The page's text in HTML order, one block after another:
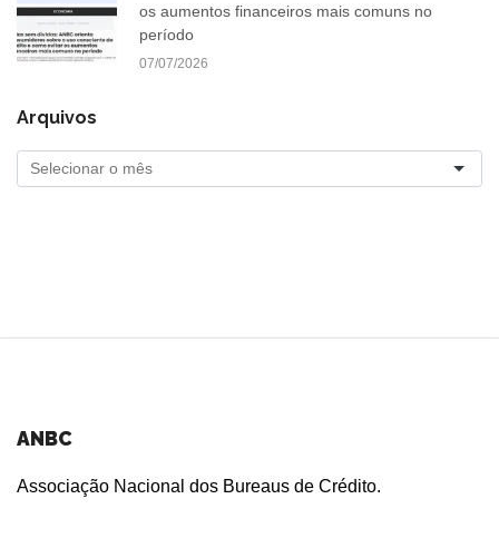
os aumentos financeiros mais comuns no
período
07/07/2026
Arquivos
ANBC
Associação Nacional dos Bureaus de Crédito.